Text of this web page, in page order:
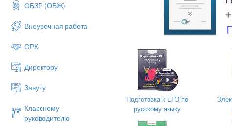
ОБЗР (ОБЖ)
Внеурочная работа
ОРК
Директору
Завучу
Классному
руководителю
Что автор
чудоковатый, любит всё
Из-за чего враждовали
Найдите общее и разное в этих
3.Выполнение задания:
Чья
Английский сад
Дом выстроен по
Подготовка к ЕГЭ по
русскому языку